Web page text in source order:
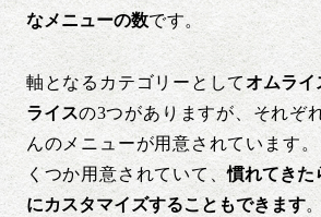
なメニューの数です。
軸となるカテゴリーとしてオムライ
ライスの3つがありますが、それぞ
んのメニューが用意されています
くつか用意されていて、慣れてきた
にカスタマイズすることもできます。